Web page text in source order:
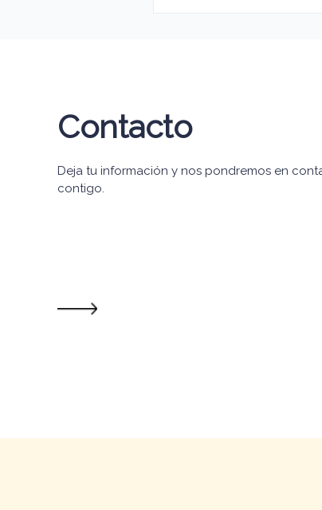
Contacto
Deja tu información y nos pondremos en
contigo.